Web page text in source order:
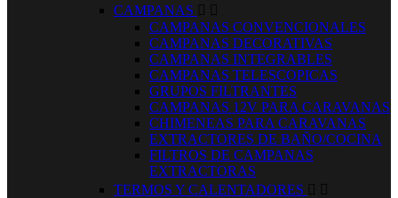
CAMPANAS  
CAMPANAS CONVENCIONALES
CAMPANAS DECORATIVAS
CAMPANAS INTEGRABLES
CAMPANAS TELESCOPICAS
GRUPOS FILTRANTES
CAMPANAS 12V PARA CARAVANAS
CHIMENEAS PARA CARAVANAS
EXTRACTORES DE BAÑO/COCINA
FILTROS DE CAMPANAS
EXTRACTORAS
TERMOS Y CALENTADORES  